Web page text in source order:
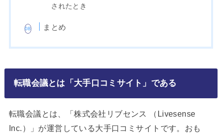
されたとき
まとめ
転職会議とは「大手口コミサイト」である
転職会議とは、「株式会社リブセンス （Livesense
Inc.）」が運営している大手口コミサイトです。おも